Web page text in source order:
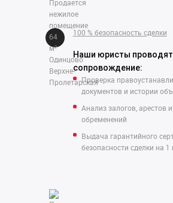
100 % безопасность сделки
Наши юристы
сопровождение:
Проверка
документов и истории
Анализ залогов, арестов и
обременений
Выдача гарантийного
безопасности сделки на 1